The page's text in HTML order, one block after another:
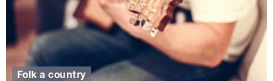
Folk a country